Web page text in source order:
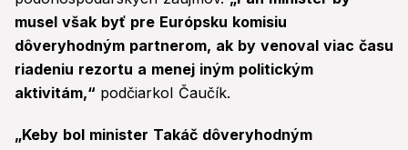
musel však byť pre Európsku komisiu
dôveryhodným partnerom, ak by venoval viac času
riadeniu rezortu a menej iným politickým
aktivitám,“ podčiarkol Čaučík.
„Keby bol minister Takáč dôveryhodným